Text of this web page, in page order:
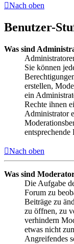
Nach oben
Benutzer-
Was sind
Sie können
erstellen,
ein
Rechte ihnen
Administrator
Nach oben
Was sind
Die Aufgabe
Forum zu
Beiträge zu
zu öffnen, zu
verhindern
etwas nicht
Angreifendes